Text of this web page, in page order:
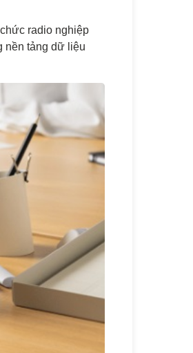
radio nghiệp
nền tảng dữ liệu